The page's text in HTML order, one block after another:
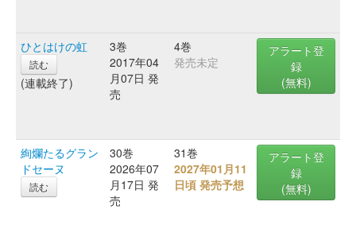
ひとはけの虹
読む
(連載終了)
3巻
2017年04
月07日 発
売
4巻
発売未定
アラート登
録
(無料)
絢爛たるグラン
ドセーヌ
読む
30巻
2026年07
月17日 発
売
31巻
2027年01月11
日頃 発売予想
アラート登
録
(無料)